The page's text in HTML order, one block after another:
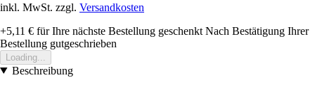
inkl. MwSt. zzgl. Versandkosten
+5,11 € für Ihre nächste Bestellung geschenkt Nach Bestätigung Ihrer
Bestellung gutgeschrieben
Loading...
Beschreibung